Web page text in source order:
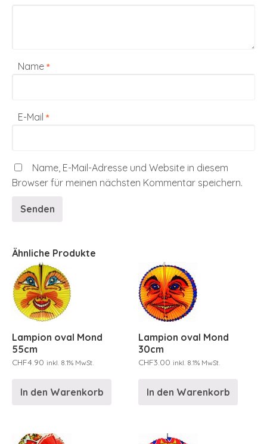
Name *
E-Mail *
Name, E-Mail-Adresse und Website in diesem
Browser für meinen nächsten Kommentar speichern.
Ähnliche Produkte
Lampion oval Mond
55cm
CHF4.90 inkl. 8.1% MwSt.
In den Warenkorb
Lampion oval Mond
30cm
CHF3.00 inkl. 8.1% MwSt.
In den Warenkorb